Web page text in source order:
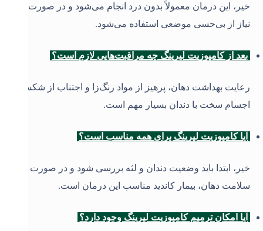
خیر، این درمان معمولاً بدون درد انجام می‌شود و در صورت
نیاز از بی‌حسی موضعی استفاده می‌شود.
بعد از کامپوزیت لیرینگ چه مراقبت‌هایی لازم است؟
رعایت بهداشت دهان، پرهیز از مواد رنگ‌زا و اجتناب از شکستن
اجسام سخت با دندان بسیار مهم است.
آیا کامپوزیت لیرینگ برای همه مناسب است؟
خیر، ابتدا باید وضعیت دندان و لثه بررسی شود و در صورت
سلامت دهان، بیمار کاندید مناسب این درمان است.
آیا امکان ترمیم کامپوزیت لیرینگ وجود دارد؟